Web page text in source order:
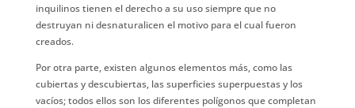
inquilinos tienen el derecho a su uso siempre que no
destruyan ni desnaturalicen el motivo para el cual fueron
creados.
Por otra parte, existen algunos elementos más, como las
cubiertas y descubiertas, las superficies superpuestas y los
vacíos; todos ellos son los diferentes polígonos que completan